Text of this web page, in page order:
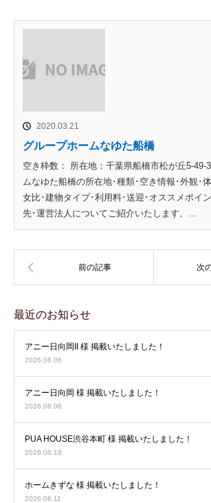
2020.03.21
グループホームなゆた船橋
空き枠数： 所在地：千葉県船橋市松が丘5-
ムなゆた船橋の所在地･種類･空き情報･外観･
女比･建物タイプ･利用料･送迎･オススメポイ
先･運営法人についてご紹介いたします。...
最近のお知らせ
アニー日向岡II 様 掲載いたしました！
2026.08.06
アニー日向岡 様 掲載いたしました！
2026.08.06
PUA HOUSE渋谷本町 様 掲載いたしました！
2026.06.19
ホームきずな 様 掲載いたしました！
2026.06.11